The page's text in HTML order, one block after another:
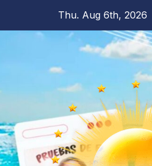
Thu. Aug 6th, 2026